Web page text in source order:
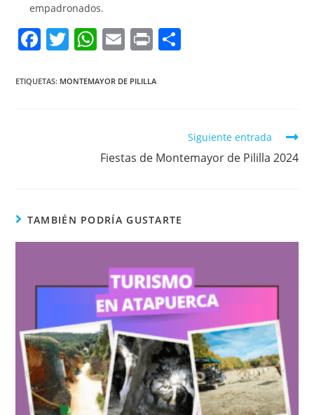
empadronados.
F
c
T
itt
W
at
p
E
ai
Pr
t
ar
tir
ETIQUETAS: MONTEMAYOR DE PILILLA
Siguiente entrada
Fiestas de Montemayor de Pililla 2024
TAMBIÉN PODRÍA GUSTARTE